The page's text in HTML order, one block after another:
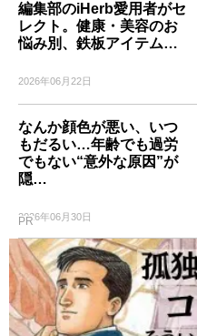
編集部のiHerb愛用者がセ
レクト。健康・美容のお
悩み別、鉄板アイテム…
2026年06月22日
なんか顔色が悪い、いつ
もだるい…年齢でも過労
でもない“意外な原因”が
隠…
2026年06月30日
PR